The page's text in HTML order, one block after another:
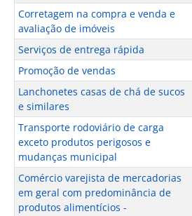
Corretagem na compra e venda e
avaliação de imóveis
Serviços de entrega rápida
Promoção de vendas
Lanchonetes casas de chá de sucos
e similares
Transporte rodoviário de carga
exceto produtos perigosos e
mudanças municipal
Comércio varejista de mercadorias
em geral com predominância de
produtos alimentícios -